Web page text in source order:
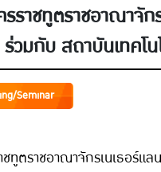
ราชทูตราชอาณาจัก
วมกับ สถาบันเทคโน
ระบัง และ สมาคม
ทุกท่านเข้าร่วมประชุ
”Farming The
Seminar
ทูตราชอาณาจักรเนเธอร์แล